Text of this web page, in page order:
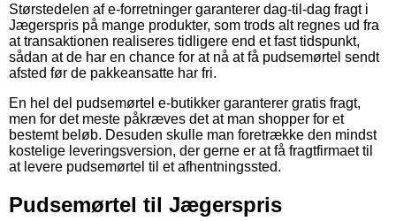
Størstedelen af e-forretninger garanterer dag-til-dag fragt i
Jægerspris på mange produkter, som trods alt regnes ud fra
at transaktionen realiseres tidligere end et fast tidspunkt,
sådan at de har en chance for at nå at få pudsemørtel sendt
afsted før de pakkeansatte har fri.
En hel del pudsemørtel e-butikker garanterer gratis fragt,
men for det meste påkræves det at man shopper for et
bestemt beløb. Desuden skulle man foretrække den mindst
kostelige leveringsversion, der gerne er at få fragtfirmaet til
at levere pudsemørtel til et afhentningssted.
Pudsemørtel til Jægerspris